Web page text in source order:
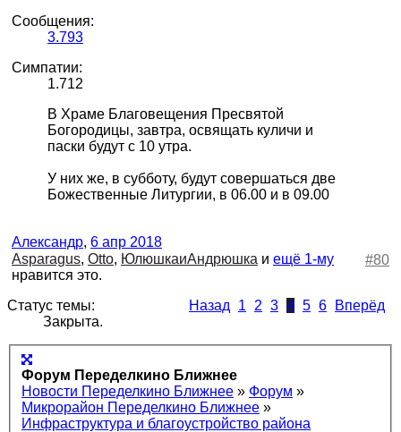
Сообщения:
3.793
Симпатии:
1.712
В Храме Благовещения Пресвятой
Богородицы, завтра, освящать куличи и
паски будут с 10 утра.
У них же, в субботу, будут совершаться две
Божественные Литургии, в 06.00 и в 09.00
Александр, 6 апр 2018
#80
Asparagus, Otto, ЮлюшкаиАндрюшка и ещё 1-му
нравится это.
Назад
1 2 3 4 5 6 Вперёд
Статус темы:
Закрыта.
Форум Переделкино Ближнее
Новости Переделкино Ближнее » Форум »
Микрорайон Переделкино Ближнее »
Инфраструктура и благоустройство района